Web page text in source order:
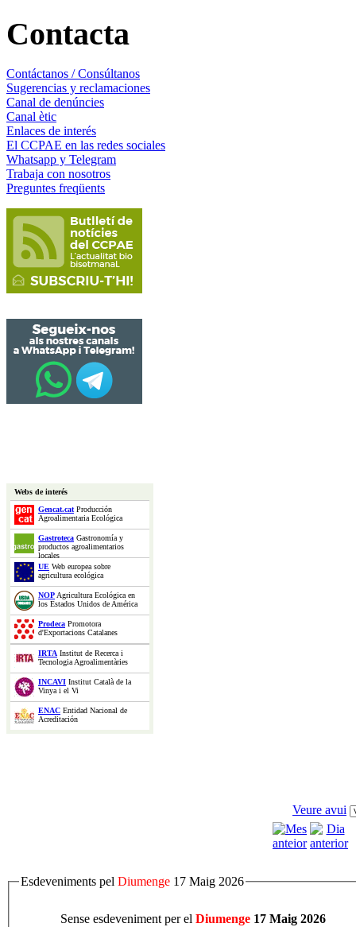
Contacta
Contáctanos / Consúltanos
Sugerencias y reclamaciones
Canal de denúncies
Canal ètic
Enlaces de interés
El CCPAE en las redes sociales
Whatsapp y Telegram
Trabaja con nosotros
Preguntes freqüents
Webs de interés
Gencat.catProducción
Agroalimentaria Ecológica
Gastroteca Gastronomía y
productos agroalimentarios
locales
UE Web europea sobre
agricultura ecológica
NOPAgricultura Ecológica en
los Estados Unidos de América
Prodeca Promotora
d'Exportacions Catalanes
IRTA Institut de Recerca i
Tecnologia Agroalimentàries
INCAVI Institut Català de la
Vinya i el Vi
ENAC Entidad Nacional de
Acreditación
Veure avui
Esdeveniments pel Diumenge 17 Maig 2026
Sense esdeveniment per el Diumenge 17 Maig 2026